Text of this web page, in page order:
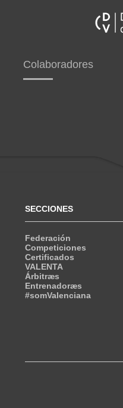
Colaboradores
SECCIONES
Federación
Competiciones
Certificados
VALENTA
Árbitræs
Entrenadoræs
#somValenciana